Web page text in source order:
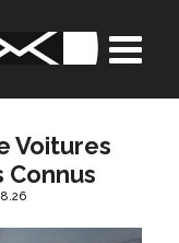
Voitures
Connus